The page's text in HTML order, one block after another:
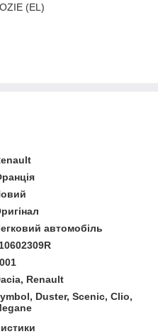
(EL)
автомобіль
Renault
Duster, Scenic, Clio,